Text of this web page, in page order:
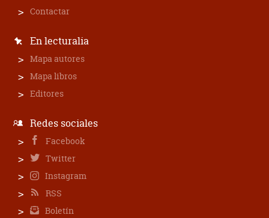
Contactar
En lecturalia
Mapa autores
Mapa libros
Editores
Redes sociales
Facebook
Twitter
Instagram
RSS
Boletín